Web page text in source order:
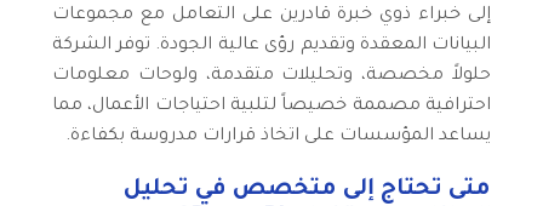
إلى خبراء ذوي خبرة قادرين على التعامل مع مجموعات
البيانات المعقدة وتقديم رؤى عالية الجودة. توفر الشركة
حلولاً مخصصة، وتحليلات متقدمة، ولوحات معلومات
احترافية مصممة خصيصاً لتلبية احتياجات الأعمال، مما
يساعد المؤسسات على اتخاذ قرارات مدروسة بكفاءة.
متى تحتاج إلى متخصص في تحليل